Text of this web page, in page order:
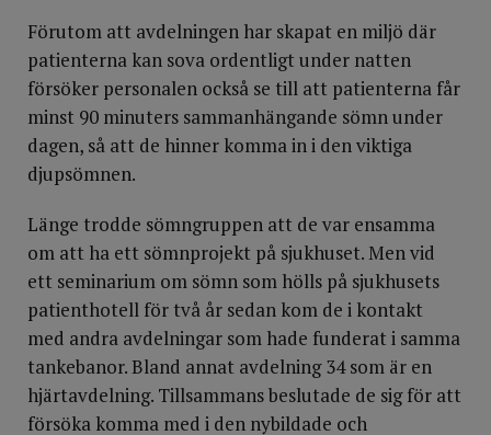
Förutom att avdelningen har skapat en miljö där
patienterna kan sova ordentligt under natten
försöker personalen också se till att patienterna får
minst 90 minuters sammanhängande sömn under
dagen, så att de hinner komma in i den viktiga
djupsömnen.
Länge trodde sömngruppen att de var ensamma
om att ha ett sömnprojekt på sjukhuset. Men vid
ett seminarium om sömn som hölls på sjukhusets
patienthotell för två år sedan kom de i kontakt
med andra avdelningar som hade funderat i samma
tankebanor. Bland annat avdelning 34 som är en
hjärtavdelning. Tillsammans beslutade de sig för att
försöka komma med i den nybildade och